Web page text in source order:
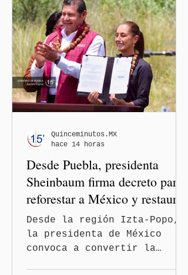
y mecanismos de presión
contra periodistas, al
señalar que la libertad de
expresión puede debilitarse
de manera gradual hasta
convertirse en una
restricción al ejercicio
informativo.
Desde Puebla, presidenta
Sheinbaum firma decreto para
reforestar a México y restaurar
ecosistemas
Desde la región Izta-Popo,
la presidenta de México
convoca a convertir la
Quinceminutos.MX
hace 14 horas